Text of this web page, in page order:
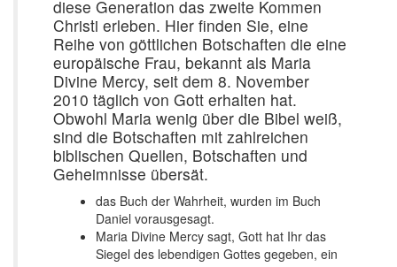
diese Generation das zweite Kommen
Christi erleben. Hier finden Sie, eine
Reihe von göttlichen Botschaften die eine
europäische Frau, bekannt als Maria
Divine Mercy, seit dem 8. November
2010 täglich von Gott erhalten hat.
Obwohl Maria wenig über die Bibel weiß,
sind die Botschaften mit zahlreichen
biblischen Quellen, Botschaften und
Geheimnisse übersät.
das Buch der Wahrheit, wurden im Buch
Daniel vorausgesagt.
Maria Divine Mercy sagt, Gott hat Ihr das
Siegel des lebendigen Gottes gegeben, ein